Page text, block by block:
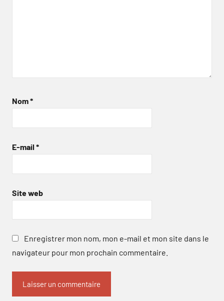
Nom*
E-mail *
Site web
Enregistrer mon nom, mon e-mail et mon site dans le
navigateur pour mon prochain commentaire.